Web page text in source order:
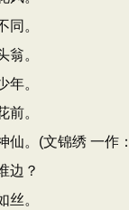
同。
翁。
年。
前。
仙。(文锦绣 一作
边？
丝。